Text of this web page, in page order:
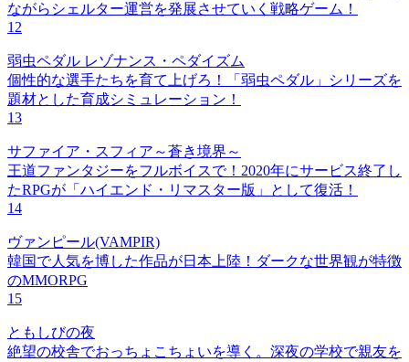
ながらシェルター運営を発展させていく戦略ゲーム！
12
弱虫ペダル レゾナンス・ペダイズム
個性的な選手たちを育て上げろ！「弱虫ペダル」シリーズを
題材とした育成シミュレーション！
13
サファイア・スフィア～蒼き境界～
王道ファンタジーをフルボイスで！2020年にサービス終了し
たRPGが「ハイエンド・リマスター版」として復活！
14
ヴァンピール(VAMPIR)
韓国で人気を博した作品が日本上陸！ダークな世界観が特徴
のMMORPG
15
ともしびの夜
絶望の校舎でおっちょこちょいを導く。深夜の学校で親友を